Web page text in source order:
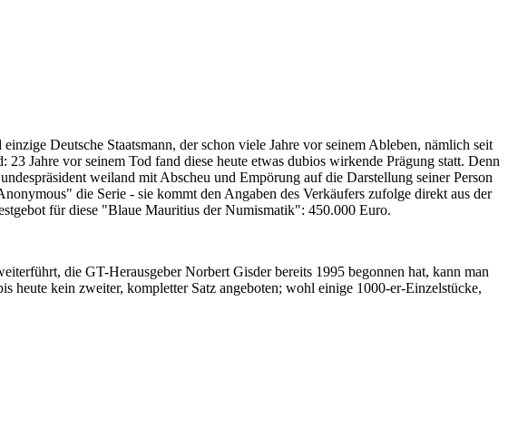
Deutsche Staatsmann, der schon viele Jahre vor seinem Ableben, nämlich seit
Jahre vor seinem Tod fand diese heute etwas dubios wirkende Prägung statt. Denn
weiland mit Abscheu und Empörung auf die Darstellung seiner Person
die Serie - sie kommt den Angaben des Verkäufers zufolge direkt aus der
für diese "Blaue Mauritius der Numismatik": 450.000 Euro.
die GT-Herausgeber Norbert Gisder bereits 1995 begonnen hat, kann man
kein zweiter, kompletter Satz angeboten; wohl einige 1000-er-Einzelstücke,